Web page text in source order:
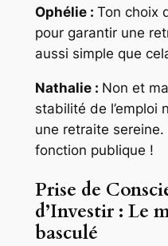
Ophélie : Ton choix
pour garantir une
aussi simple que
Nathalie : Non et
stabilité de l’emploi
une retraite
fonction publique !
Prise de
d’Investir : Le
basculé